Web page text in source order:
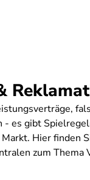
- es gibt
Hier finden
zum Thema